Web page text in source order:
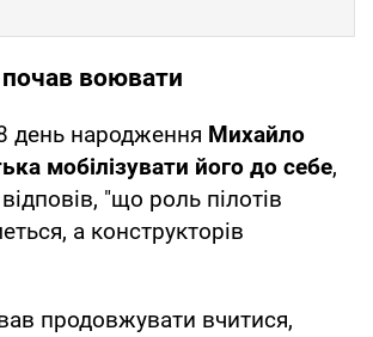
воювати
день народження Михайло
мобілізувати його до себе,
"що роль пілотів
а конструкторів
продовжувати вчитися,